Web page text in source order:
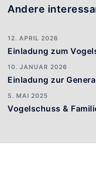
Andere
12. APRIL 2026
Einladung zum
10. JANUAR 2026
Einladung zur
5. MAI 2025
Vogelschuss &